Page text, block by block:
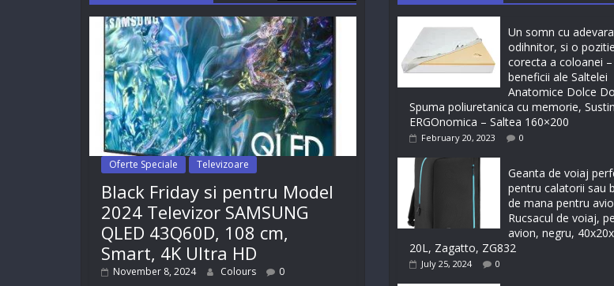
Oferte Speciale Televizoare
Black Friday si pentru Model
2024 Televizor SAMSUNG
QLED 43Q60D, 108 cm,
Smart, 4K Ultra HD
November 8, 2024 Colours 0
Un somn cu
odihnitor, si o pozitie
corecta a coloanei –
beneficii ale Saltelei
Anatomice Dolce
Spuma poliuretanica cu memorie,
ERGOnomica – Saltea 160×200
February 20, 2023 0
Geanta de voiaj
pentru calatorii sau
de mana pentru
Rucsacul de voiaj,
avion, negru,
20L, Zagatto, ZG832
July 25, 2024 0